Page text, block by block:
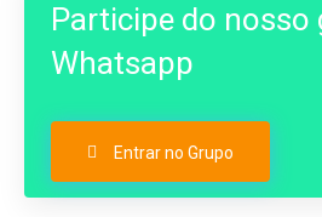
Participe do nosso
Whatsapp
Entrar no Grupo